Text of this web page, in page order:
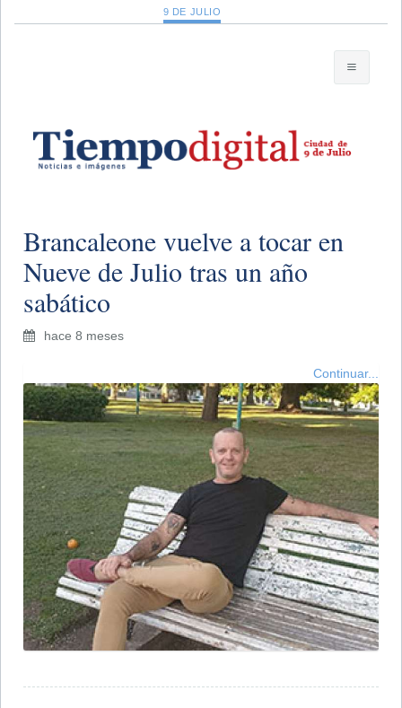
9 DE JULIO
Brancaleone vuelve a tocar en
Nueve de Julio tras un año
sabático
hace 8 meses
Continuar...